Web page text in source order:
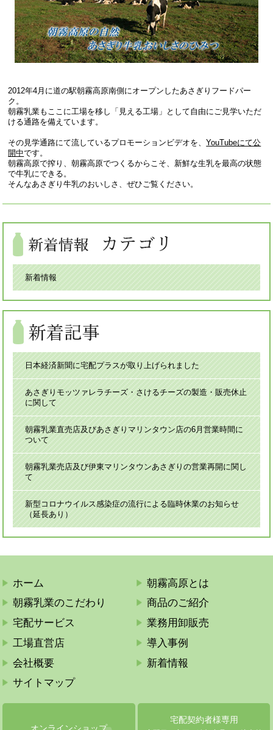
2012年4月に道の駅朝霧高原南側にオープンしたあさぎりフードパー
ク。
朝霧乳業もここに工場を移し「見える工場」として自由にご見学いただ
ける通路を備えています。
その見学通路にて流しているプロモーションビデオを、YouTubeにて公
開中です。
朝霧高原で搾り、朝霧高原でつくるからこそ、新鮮な生乳を最高の状態
で牛乳にできる。
そんなあさぎり牛乳のおいしさ、ぜひご覧ください。
新着情報
日本経済新聞に宅配プラスが取り上げられました
あさぎりモッツァレラチーズ・さけるチーズの製造・販売休止
に関して
朝霧乳業直売店及びあさぎりマリンタウン店の6月営業時間に
ついて
朝霧乳業売店及び伊東マリンタウンあさぎりの営業再開に関し
て
新型コロナウイルス感染症の流行による臨時休業のお知らせ
（延長あり）
ホーム
朝霧高原とは
朝霧乳業のこだわり
商品のご紹介
宅配サービス
業務用卸販売
工場直営店
導入事例
会社概要
新着情報
サイトマップ
宅配契約者様専用